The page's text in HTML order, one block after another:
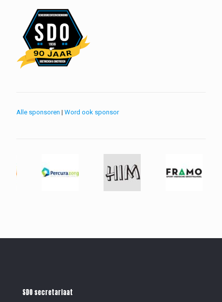
Alle sponsoren | Word ook sponsor
SDO secretariaat